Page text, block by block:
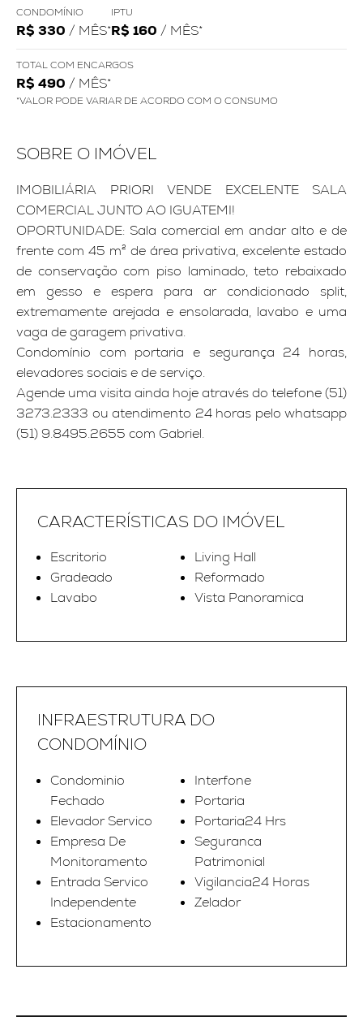
CONDOMÍNIO
R$ 330 / MÊS*
IPTU
R$ 160 / MÊS*
TOTAL COM ENCARGOS
R$ 490 / MÊS*
*VALOR PODE VARIAR DE ACORDO COM O CONSUMO
SOBRE O IMÓVEL
IMOBILIÁRIA PRIORI VENDE EXCELENTE SALA
COMERCIAL JUNTO AO IGUATEMI!
OPORTUNIDADE: Sala comercial em andar alto e de
frente com 45 m² de área privativa, excelente estado
de conservação com piso laminado, teto rebaixado
em gesso e espera para ar condicionado split,
extremamente arejada e ensolarada, lavabo e uma
vaga de garagem privativa.
Condomínio com portaria e segurança 24 horas,
elevadores sociais e de serviço.
Agende uma visita ainda hoje através do telefone (51)
3273.2333 ou atendimento 24 horas pelo whatsapp
(51) 9.8495.2655 com Gabriel.
CARACTERÍSTICAS DO IMÓVEL
Escritorio
Gradeado
Lavabo
Living Hall
Reformado
Vista Panoramica
INFRAESTRUTURA DO
CONDOMÍNIO
Condominio
Fechado
Elevador Servico
Empresa De
Monitoramento
Entrada Servico
Independente
Estacionamento
Interfone
Portaria
Portaria24 Hrs
Seguranca
Patrimonial
Vigilancia24 Horas
Zelador